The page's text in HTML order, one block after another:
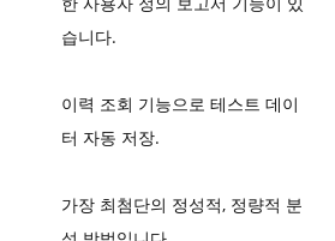
습니다.
이력 조회 기능으로 테스트 데이
터 자동 저장.
가장 최첨단의 정성적, 정량적 분